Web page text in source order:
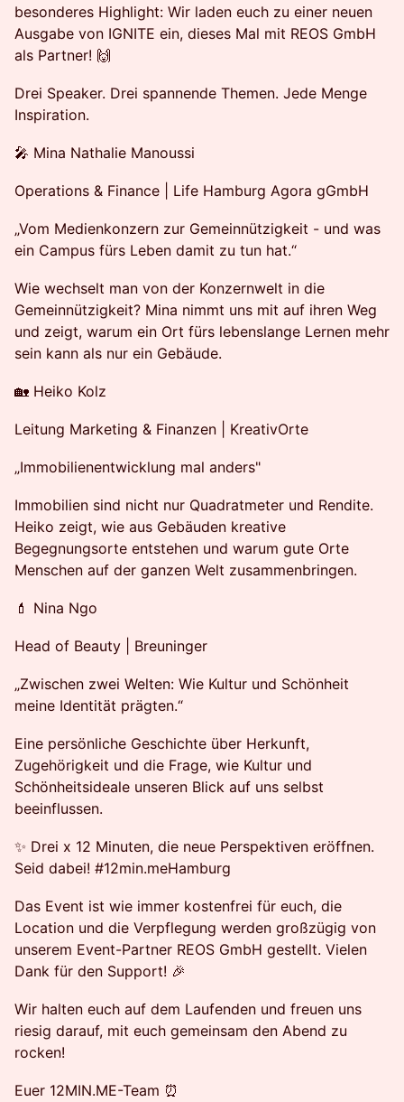
besonderes Highlight: Wir laden euch zu einer neuen
Ausgabe von IGNITE ein, dieses Mal mit REOS GmbH
als Partner! 🙌
Drei Speaker. Drei spannende Themen. Jede Menge
Inspiration.
🎤 Mina Nathalie Manoussi
Operations & Finance | Life Hamburg Agora gGmbH
„Vom Medienkonzern zur Gemeinnützigkeit - und was
ein Campus fürs Leben damit zu tun hat.“
Wie wechselt man von der Konzernwelt in die
Gemeinnützigkeit? Mina nimmt uns mit auf ihren Weg
und zeigt, warum ein Ort fürs lebenslange Lernen mehr
sein kann als nur ein Gebäude.
🏡 Heiko Kolz
Leitung Marketing & Finanzen | KreativOrte
„Immobilienentwicklung mal anders"
Immobilien sind nicht nur Quadratmeter und Rendite.
Heiko zeigt, wie aus Gebäuden kreative
Begegnungsorte entstehen und warum gute Orte
Menschen auf der ganzen Welt zusammenbringen.
💄 Nina Ngo
Head of Beauty | Breuninger
„Zwischen zwei Welten: Wie Kultur und Schönheit
meine Identität prägten.“
Eine persönliche Geschichte über Herkunft,
Zugehörigkeit und die Frage, wie Kultur und
Schönheitsideale unseren Blick auf uns selbst
beeinflussen.
✨ Drei x 12 Minuten, die neue Perspektiven eröffnen.
Seid dabei! #12min.meHamburg
Das Event ist wie immer kostenfrei für euch, die
Location und die Verpflegung werden großzügig von
unserem Event-Partner REOS GmbH gestellt. Vielen
Dank für den Support! 🎉
Wir halten euch auf dem Laufenden und freuen uns
riesig darauf, mit euch gemeinsam den Abend zu
rocken!
Euer 12MIN.ME-Team ⏰